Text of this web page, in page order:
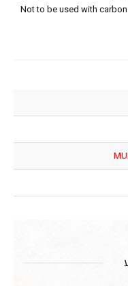
Not to be used with